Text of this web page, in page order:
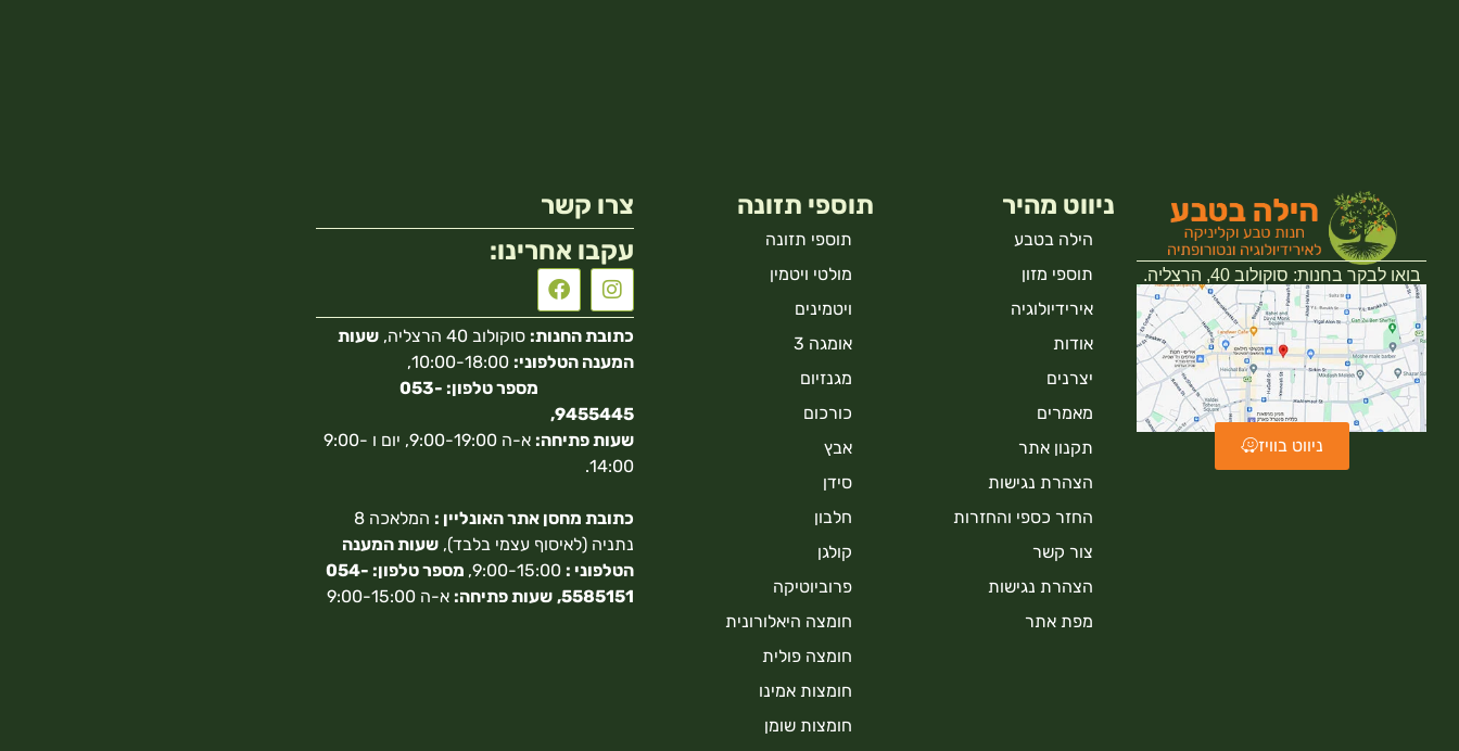
בואו לבקר בחנות: סוקולוב 40, הרצליה.
ניווט בוויז
ניווט מהיר
הילה בטבע
תוספי מזון
אירידיולוגיה
אודות
יצרנים
מאמרים
תקנון אתר
הצהרת נגישות
החזר כספי והחזרות
צור קשר
הצהרת נגישות
מפת אתר
תוספי תזונה
תוספי תזונה
מולטי ויטמין
ויטמינים
אומגה 3
מגנזיום
כורכום
אבץ
סידן
חלבון
קולגן
פרוביוטיקה
חומצה היאלורונית
חומצה פולית
חומצות אמינו
חומצות שומן
צרו קשר
עקבו אחרינו:
כתובת החנות: סוקולוב 40 הרצליה,
שעות
המענה הטלפוני:
10:00-18:00,
מספר טלפון: 053-
9455445,
שעות פתיחה:
א-ה 9:00-19:00, יום ו 9:00-
14:00.
כתובת מחסן אתר האונליין :
המלאכה 8
נתניה (לאיסוף עצמי בלבד),שעות המענה
הטלפוני : 9:00-15:00,
מספר טלפון: 054-
5585151, שעות פתיחה: א-ה 9:00-15:00